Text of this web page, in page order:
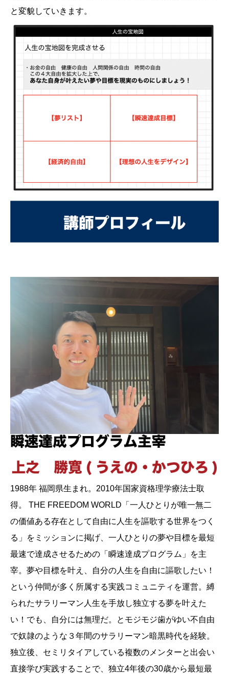
と変貌していきます。
1988年 福岡県生まれ。2010年国家資格理学療法士取
得。 THE FREEDOM WORLD「一人ひとりが唯一無二
の価値ある存在として自由に人生を謳歌する世界をつく
る」をミッションに掲げ、一人ひとりの夢や目標を最短
最速で達成させるための「瞬速達成プログラム」を主
宰。夢や目標を叶え、自分の人生を自由に謳歌したい！
という仲間が多く所属する実践コミュニティを運営。縛
られたサラリーマン人生を手放し独立する夢を叶えた
い！でも、自分には無理だ。とモジモジ歯がゆい不自由
で奴隷のような３年間のサラリーマン暗黒時代を経験。
独立後、セミリタイアしている複数のメンターと出会い
直接学び実践することで、独立4年後の30歳から最短最